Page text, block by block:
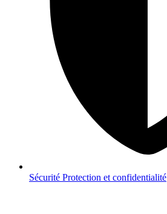
Sécurité Protection et confidentialité